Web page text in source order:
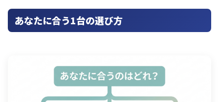
あなたに合う1台の選び方